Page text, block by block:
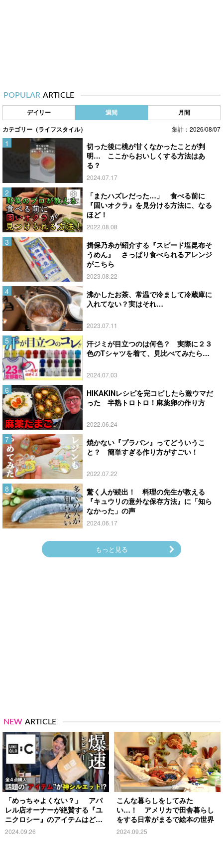
POPULAR ARTICLE
デイリー 週間 月間
カテゴリー（ライフスタイル） 集計：2026/08/07
切った後に桃が甘くなかったことが判
明… ここからおいしくする方法はあ
る？
2024.07.17
「またハズレだった…」 食べる前に
『固いオクラ』を見分ける方法に、なる
ほど！
2022.08.08
揖保乃糸が紹介する『スピード塩昆布そ
うめん』 さっぱり食べられるアレンジ
がこちら
2023.08.22
沸かしたお茶、常温で冷まして冷蔵庫に
入れてない？実はそれ…
2023.07.11
汗ジミが目立つのは何色？ 実際に２３
色のTシャツを着て、見比べてみたら…
2024.07.03
HIKAKINレシピを完コピしたら激ウマだ
った 半熟トロトロ！麻薬卵の作り方
2022.06.24
焼かない『プラバン』ってどういうこ
と？ 簡単すぎる作り方がすごい！
2022.07.22
驚く人が続出！ 料理の先生が教える
『キュウリの意外な保存方法』に「知ら
なかった」の声
2024.06.17
もっと見る
NEW ARTICLE
「めっちゃよくない？」 アパ
レル店オーナーが絶賛する『ユ
ニクロシー』のアイテムはど
れ？
2024.09.26
こんな暮らしをしてみた
い…！ アメリカで田舎暮らし
をする日常がまるで絵本の世界
2024.09.25